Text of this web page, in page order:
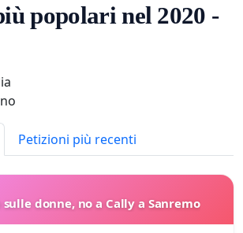
popolari nel 2020 -
Petizioni più recenti
donne, no a Cally a Sanremo